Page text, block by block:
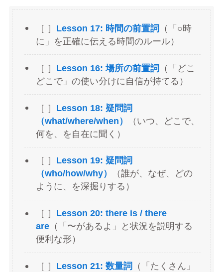
［ ］ Lesson 17: 時間の前置詞 （「○時
に」を正確に伝える時間のルール）
［ ］ Lesson 16: 場所の前置詞 （「どこ
どこで」の使い分けに自信が持てる）
［ ］ Lesson 18: 疑問詞
（what/where/when）
（いつ、どこで、
何を、を自在に聞く）
［ ］ Lesson 19: 疑問詞
（who/how/why）
（誰が、なぜ、どの
ように、を深掘りする）
［ ］ Lesson 20: there is / there
are（「〜があるよ」と状況を説明する
便利な形）
［ ］ Lesson 21: 数量詞
（「たくさん」